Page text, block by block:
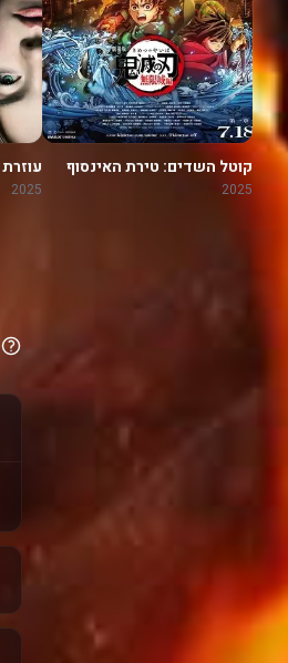
קוטל השדים: טירת האינסוף
2025
2025